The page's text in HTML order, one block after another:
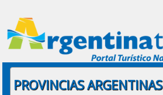
PROVINCIAS ARGENTINAS